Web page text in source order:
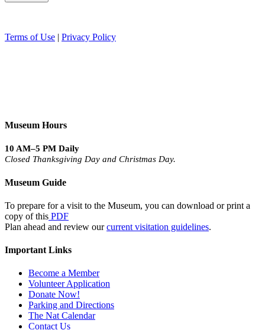
Terms of Use | Privacy Policy
Museum Hours
10 AM–5 PM Daily
Closed Thanksgiving Day and Christmas Day.
Museum Guide
To prepare for a visit to the Museum, you can download or print a
copy of this PDF
Plan ahead and review ourcurrent visitation guidelines.
Important Links
Become a Member
Volunteer Application
Donate Now!
Parking and Directions
The Nat Calendar
Contact Us